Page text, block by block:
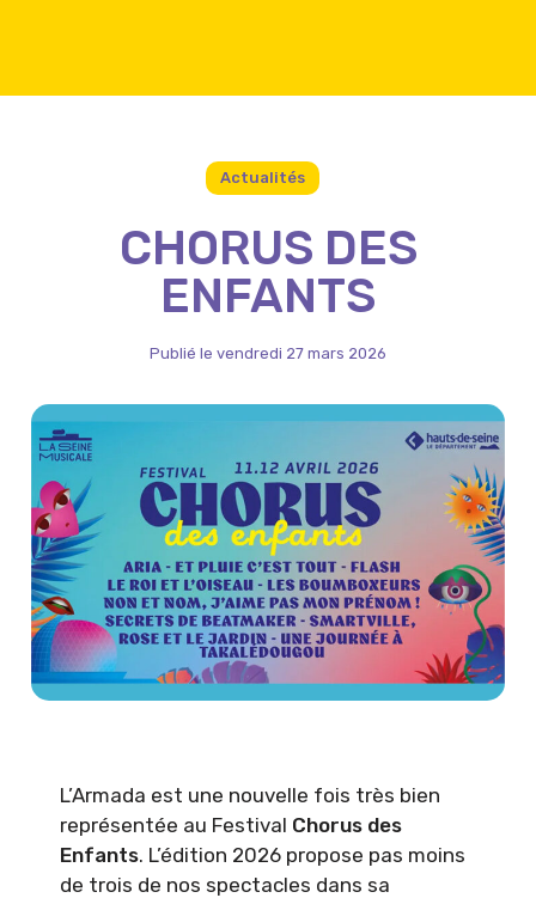
Actualités
CHORUS DES
ENFANTS
Publié le vendredi 27 mars 2026
L’Armada est une nouvelle fois très bien
représentée au Festival Chorus des
Enfants. L’édition 2026 propose pas moins
de trois de nos spectacles dans sa